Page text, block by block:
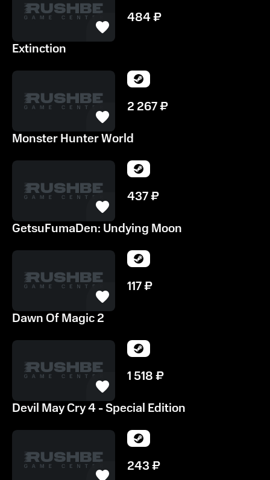
484₽
Extinction
2 267₽
Monster Hunter World
437₽
GetsuFumaDen: Undying Moon
117₽
Dawn Of Magic 2
1 518₽
Devil May Cry 4 - Special Edition
243₽